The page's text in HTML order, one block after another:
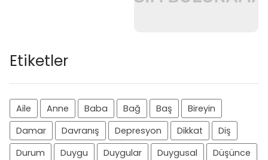
Etiketler
Aile Anne Baba Bağ Baş
Bireyin
Damar
Davranış Depresyon Dikkat
Diş
Durum
Duygu Duygular Duygusal
Düşünce